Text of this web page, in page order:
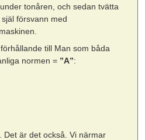
tonåren, och sedan tvätta
försvann med
till Man som båda
normen = ”A”:
Det är det också. Vi närmar